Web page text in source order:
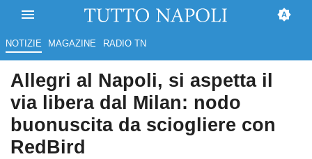
NOTIZIE MAGAZINE RADIO TN
Allegri al Napoli, si aspetta il
via libera dal Milan: nodo
buonuscita da sciogliere con
RedBird